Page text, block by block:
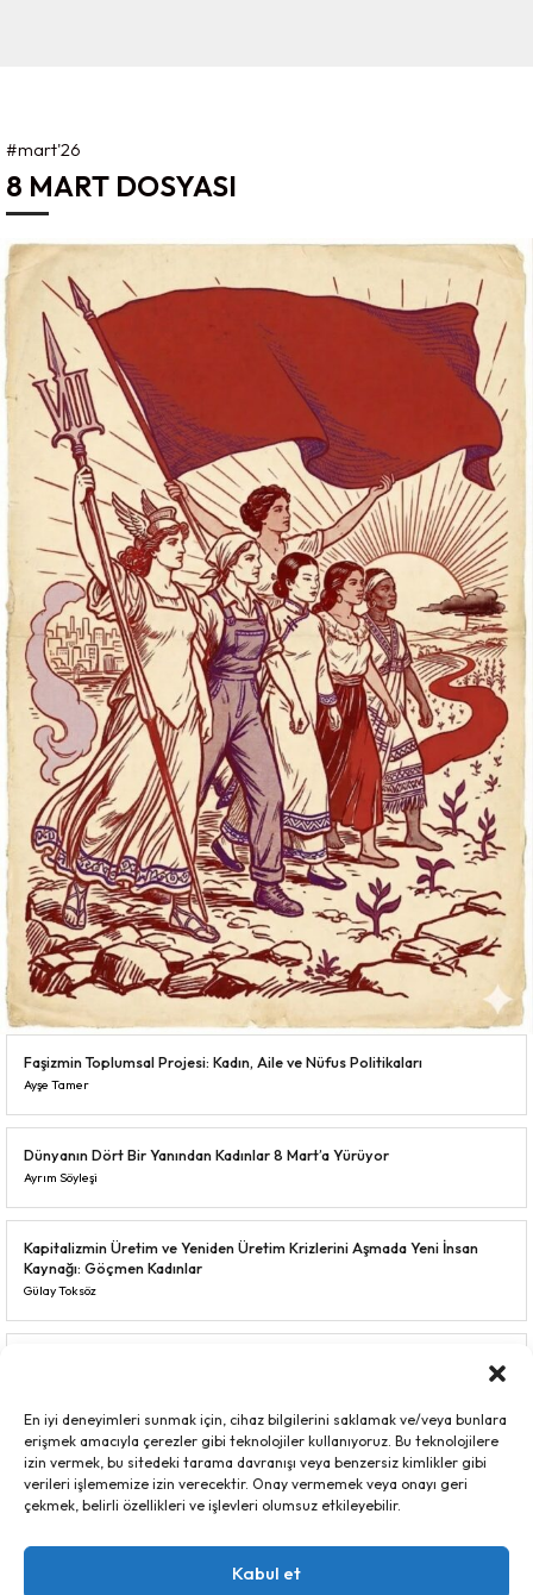
En iyi deneyimleri sunmak için, cihaz bilgilerini saklamak ve/veya bunlara
erişmek amacıyla çerezler gibi teknolojiler kullanıyoruz. Bu teknolojilere
izin vermek, bu sitedeki tarama davranışı veya benzersiz kimlikler gibi
verileri işlememize izin verecektir. Onay vermemek veya onayı geri
çekmek, belirli özellikleri ve işlevleri olumsuz etkileyebilir.
Kabul et
#mart'26
8 MART DOSYASI
Faşizmin Toplumsal Projesi: Kadın, Aile ve Nüfus Politikaları
Ayşe Tamer
Dünyanın Dört Bir Yanından Kadınlar 8 Mart’a Yürüyor
Ayrım Söyleşi
Kapitalizmin Üretim ve Yeniden Üretim Krizlerini Aşmada Yeni İnsan
Kaynağı: Göçmen Kadınlar
Gülay Toksöz
Yoksullaşarak Yaşlanma: Biriken Eşitsizlikler ve Türkiye’de Kadın
Yoksulluğu
Emel Memiş